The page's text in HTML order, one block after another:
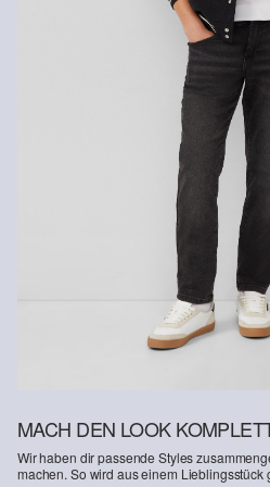
MACH DEN LOOK
Wir haben dir passende Styles
machen. So wird aus einem Lieblingsstück